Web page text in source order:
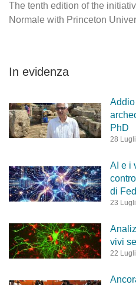
The tenth edition of the
Normale with Princeton
In evidenza
PhD
28
AI e i
di
23
vivi
22